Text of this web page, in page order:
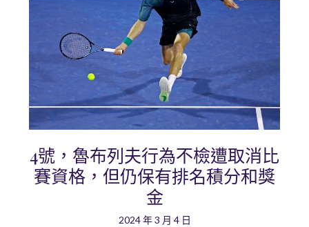
4號，魯布列夫行為不檢遭取消比
賽資格，但仍保有排名積分和獎
金
2024 年 3 月 4 日